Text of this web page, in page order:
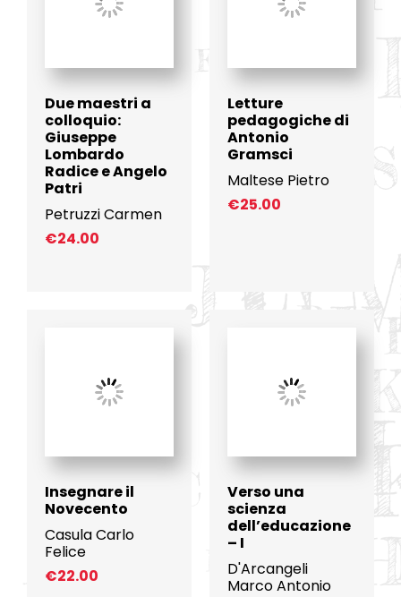
Due maestri a
colloquio:
Giuseppe
Lombardo
Radice e Angelo
Patri
Petruzzi Carmen
€24.00
Letture
pedagogiche di
Antonio
Gramsci
Maltese Pietro
€25.00
Insegnare il
Novecento
Casula Carlo
Felice
€22.00
Verso una
scienza
dell’educazione
– I
D'Arcangeli
Marco Antonio